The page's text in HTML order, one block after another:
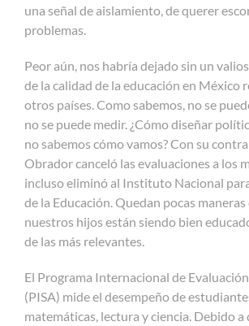
una señal de aislamiento, de querer
problemas.
Peor aún, nos habría dejado sin un
de la calidad de la educación en México
otros países. Como sabemos, no se
no se puede medir. ¿Cómo diseñar
no sabemos cómo vamos? Con su
Obrador canceló las evaluaciones a los
incluso eliminó al Instituto Nacional
de la Educación. Quedan pocas maneras
nuestros hijos están siendo bien
de las más relevantes.
El Programa Internacional de
(PISA) mide el desempeño de
matemáticas, lectura y ciencia. Debido